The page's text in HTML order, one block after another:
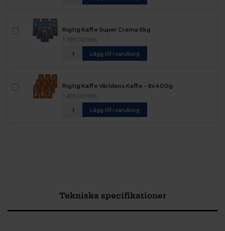
Rigtig Kaffe Super Crema 6kg
1 799,00 SEK
Lägg till i varukorg
Rigtig Kaffe Världens Kaffe - 9x400g
1 459,00 SEK
Lägg till i varukorg
Tekniska specifikationer